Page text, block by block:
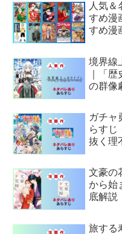
人気＆
すめ漫
すめ漫
境界線
｜「
の群像
ガチャ
らすじ
抜く理
文豪の
から始
底解説
旅する